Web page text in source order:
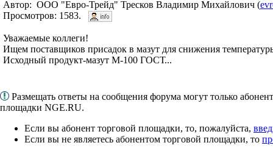
Автор: ООО "Евро-Трейд" Тресков Владимир Михайлович (
Просмотров: 1583.
Уважаемые коллеги!
Ищем поставщиков присадок в мазут для снижения
Исходный продукт-мазут М-100 ГОСТ...
Размещать ответы на сообщения форума могут только
площадки NGE.RU.
Если вы абонент торговой площадки, то, пожалуйста,
Если вы не являетесь абонентом торговой площадки, то